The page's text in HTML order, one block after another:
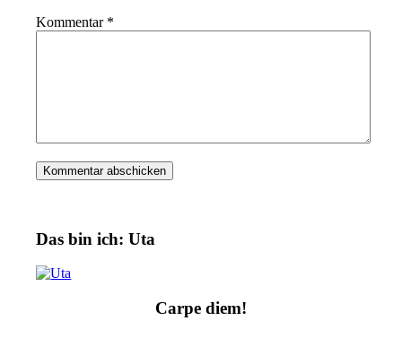
Kommentar *
Das bin ich: Uta
Carpe diem!